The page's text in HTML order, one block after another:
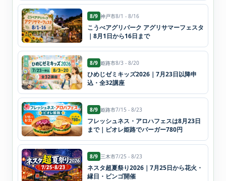
8/9 神戸市8/1 - 8/16
こうべアグリパーク アグリサマーフェスタ
｜8月1日から16日まで
8/9 姫路市8/3 - 8/20
ひめじゼミキッズ2026｜7月23日以降申
込・全32講座
8/9 姫路市7/15 - 8/23
フレッシュネス・アロハフェスは8月23日
まで｜ピオレ姫路でバーガー780円
8/9 三木市7/25 - 8/23
ネスタ超夏祭り2026｜7月25日から花火・
縁日・ビンゴ開催